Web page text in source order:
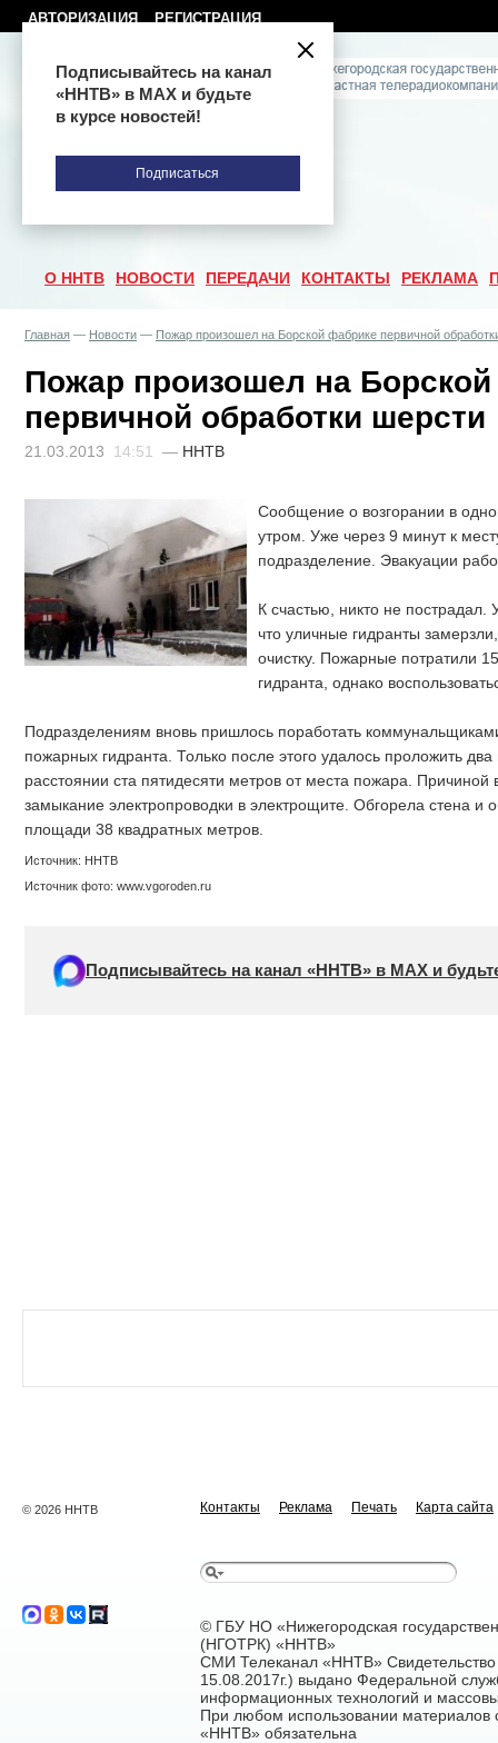
АВТОРИЗАЦИЯ РЕГИСТРАЦИЯ
О ННТВ НОВОСТИ ПЕРЕДАЧИ КОНТАКТЫ РЕКЛАМА
Главная — Новости — Пожар произошел на Борской фабрике первичной
Пожар произошел на
первичной обработки шерсти
21.03.2013 14:51 — ННТВ
Сообщение о возгорании в
утром. Уже через 9 минут к
подразделение. Эвакуации
К счастью, никто не пострадал.
что уличные гидранты
очистку. Пожарные потратили
гидранта, однако
Подразделениям вновь пришлось поработать
пожарных гидранта. Только после этого удалось проложить
расстоянии ста пятидесяти метров от места пожара. Причиной
замыкание электропроводки в электрощите. Обгорела стена и
площади 38 квадратных метров.
Источник: ННТВ
Источник фото: www.vgoroden.ru
Подписывайтесь на канал «ННТВ» в МАХ и
© 2026 ННТВ Контакты Реклама Печать Карта сайта
© ГБУ НО «Нижегородская
(НГОТРК) «ННТВ»
СМИ Телеканал «ННТВ»
15.08.2017г.) выдано Федеральной
информационных технологий и
При любом использовании материалов
«ННТВ» обязательна
Подписывайтесь на канал
«ННТВ» в МАХ и будьте
в курсе новостей!
Подписаться